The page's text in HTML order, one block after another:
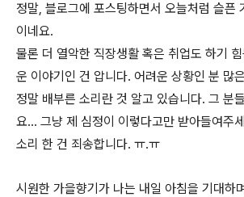
정말, 블로그에 포스팅하면서 오늘처럼 슬픈
이네요.
물론 더 열악한 직장생활 혹은 취업도 하기
운 이야기인 건 압니다. 어려운 상황인 분 많
정말 배부른 소리란 것 알고 있습니다. 그 분
요... 그냥 제 심정이 이렇다고만 받아들여주
소리 한 건 죄송합니다. ㅠ.ㅠ
시원한 가을향기가 나는 내일 아침을 기대하